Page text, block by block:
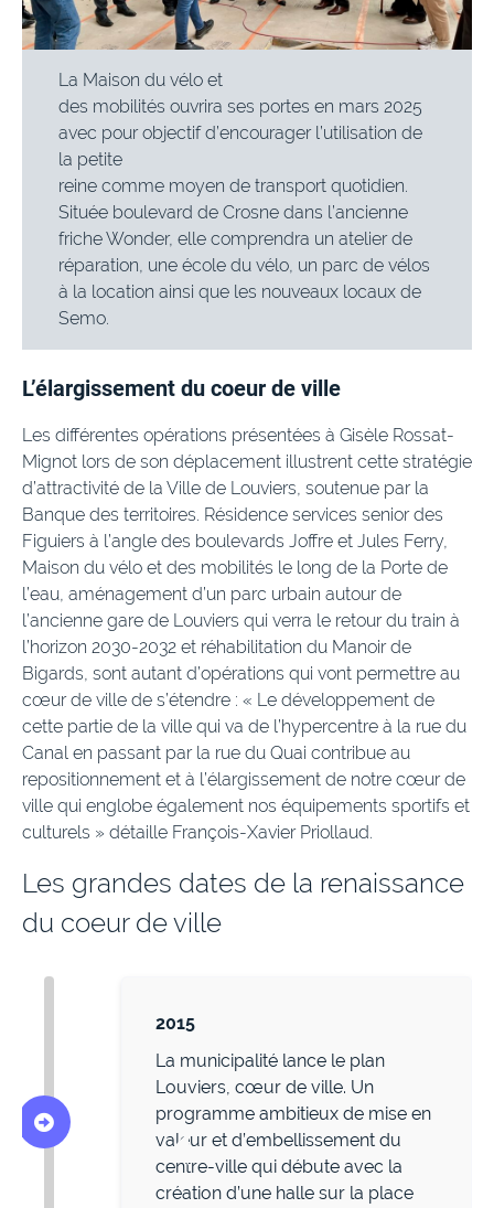
La Maison du vélo et
des mobilités ouvrira ses portes en mars 2025
avec pour objectif d’encourager l’utilisation de
la petite
reine comme moyen de transport quotidien.
Située boulevard de Crosne dans l’ancienne
friche Wonder, elle comprendra un atelier de
réparation, une école du vélo, un parc de vélos
à la location ainsi que les nouveaux locaux de
Semo.
L’élargissement du coeur de ville
Les différentes opérations présentées à Gisèle Rossat-
Mignot lors de son déplacement illustrent cette stratégie
d’attractivité de la Ville de Louviers, soutenue par la
Banque des territoires. Résidence services senior des
Figuiers à l’angle des boulevards Joffre et Jules Ferry,
Maison du vélo et des mobilités le long de la Porte de
l’eau, aménagement d’un parc urbain autour de
l’ancienne gare de Louviers qui verra le retour du train à
l’horizon 2030-2032 et réhabilitation du Manoir de
Bigards, sont autant d’opérations qui vont permettre au
cœur de ville de s’étendre : « Le développement de
cette partie de la ville qui va de l’hypercentre à la rue du
Canal en passant par la rue du Quai contribue au
repositionnement et à l’élargissement de notre cœur de
ville qui englobe également nos équipements sportifs et
culturels » détaille François-Xavier Priollaud.
Les grandes dates de la renaissance
du coeur de ville
2015
La municipalité lance le plan
Louviers, cœur de ville. Un
programme ambitieux de mise en
valeur et d’embellissement du
centre-ville qui débute avec la
création d’une halle sur la place